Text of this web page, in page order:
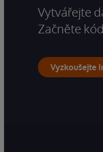
Vytvářejte
Začněte
Vyzkoušejte